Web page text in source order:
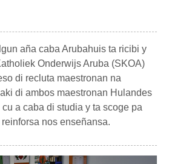
aña caba Arubahuis ta ricibi y
Onderwijs Aruba (SKOA)
di recluta maestronan na
di ambos maestronan Hulandes
a caba di studia y ta scoge pa
nos enseñansa.